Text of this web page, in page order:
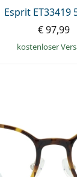
Esprit ET33419
€ 97,99
kostenloser